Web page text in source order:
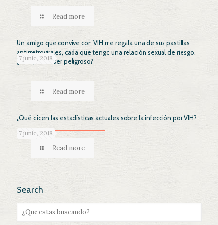
Read more
7 junio, 2018
Un amigo que convive con VIH me regala una de sus pastillas
antirretrovirales, cada que tengo una relación sexual de riesgo.
¿Esto puede ser peligroso?
Read more
7 junio, 2018
¿Qué dicen las estadísticas actuales sobre la infección por VIH?
Read more
Search